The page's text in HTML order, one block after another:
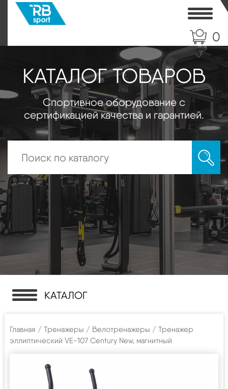
0
КАТАЛОГ ТОВАРОВ
Спортивное оборудование с
сертификацией качества и гарантией.
КАТАЛОГ
Главная / Тренажеры / Велотренажеры / Тренажер
эллиптический VE-107 Century New, магнитный